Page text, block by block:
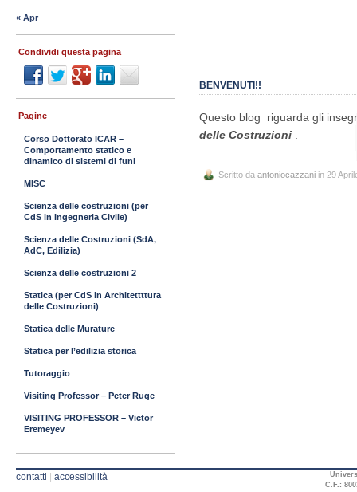
BENVENUTI!!
Questo blog riguarda gli
delle Costruzioni
Scritto da antoniocazzani in 29
« Apr
Condividi questa pagina
Pagine
Corso Dottorato ICAR –
Comportamento statico e
dinamico di sistemi di funi
MISC
Scienza delle costruzioni (per
CdS in Ingegneria Civile)
Scienza delle Costruzioni (SdA,
AdC, Edilizia)
Scienza delle costruzioni 2
Statica (per CdS in Architettttura
delle Costruzioni)
Statica delle Murature
Statica per l’edilizia storica
Tutoraggio
Visiting Professor – Peter Ruge
VISITING PROFESSOR – Victor
Eremeyev
contatti accessibilità
C.F.: